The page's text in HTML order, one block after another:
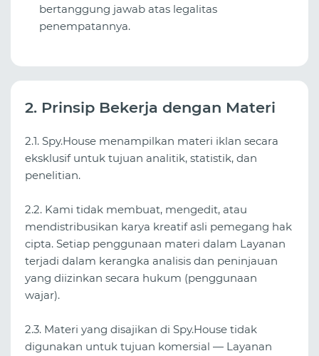
bertanggung jawab atas legalitas
penempatannya.
2. Prinsip Bekerja dengan Materi
2.1. Spy.House menampilkan materi iklan secara
eksklusif untuk tujuan analitik, statistik, dan
penelitian.
2.2. Kami tidak membuat, mengedit, atau
mendistribusikan karya kreatif asli pemegang hak
cipta. Setiap penggunaan materi dalam Layanan
terjadi dalam kerangka analisis dan peninjauan
yang diizinkan secara hukum (penggunaan
wajar).
2.3. Materi yang disajikan di Spy.House tidak
digunakan untuk tujuan komersial — Layanan